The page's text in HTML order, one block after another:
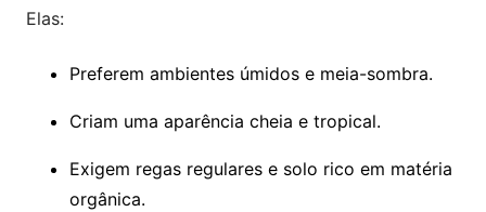
Elas:
Preferem ambientes úmidos e meia-sombra.
Criam uma aparência cheia e tropical.
Exigem regas regulares e solo rico em matéria
orgânica.